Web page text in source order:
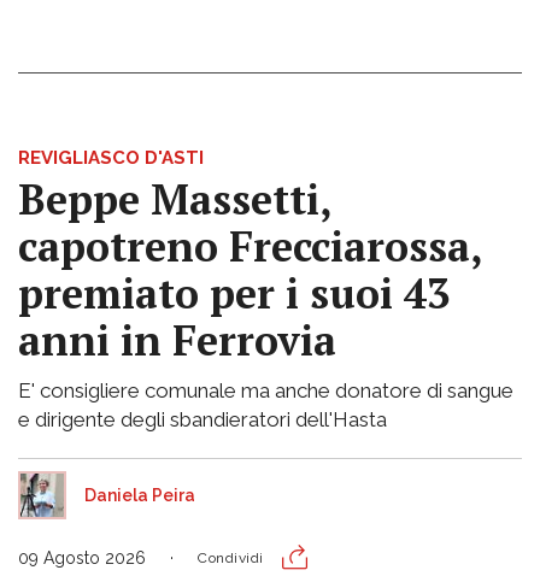
REVIGLIASCO D'ASTI
Beppe Massetti,
capotreno Frecciarossa,
premiato per i suoi 43
anni in Ferrovia
E' consigliere comunale ma anche donatore di sangue
e dirigente degli sbandieratori dell'Hasta
Daniela Peira
09 Agosto 2026 Condividi